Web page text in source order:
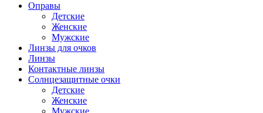
Оправы
Детские
Женские
Мужские
Линзы для очков
Линзы
Контактные линзы
Солнцезащитные очки
Детские
Женские